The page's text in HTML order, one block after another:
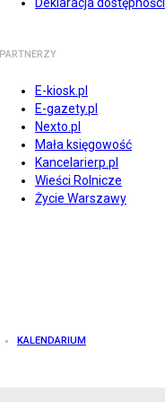
PARTNERZY
E-kiosk.pl
E-gazety.pl
Nexto.pl
Mała księgowość
Kancelarierp.pl
Wieści Rolnicze
Życie Warszawy
KALENDARIUM